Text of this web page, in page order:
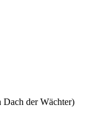
der Wächter)